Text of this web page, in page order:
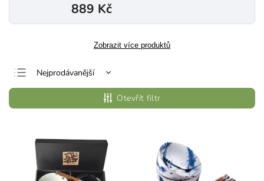
889 Kč
Zobrazit více produktů
Nejprodávanější
Nejlevnější
Nejdražší
Otevřít filtr